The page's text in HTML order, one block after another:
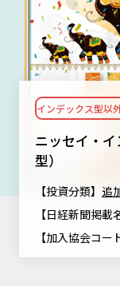
ファンド情報
基準価額一覧
ファンド検索
ファンド比較
決算カレンダー
海外休日カレン
投資信託新商品
投資信託償還商
マーケット
マーケット情報
マーケット指数
大関 洋の「十字路
ファンドレポート
資産形成ポ
資産形成ポータ
資産形成サー
Nダイレクト
Goal Navi
サステナビ
サステナビリティ
サステナビリテ
SDGsとは？
ニッセイア
ニッセイアセッ
最新情
ニッセイ・
型）
インデックス型以
【投資分類】 追
【日経新聞掲
【加入協会コ